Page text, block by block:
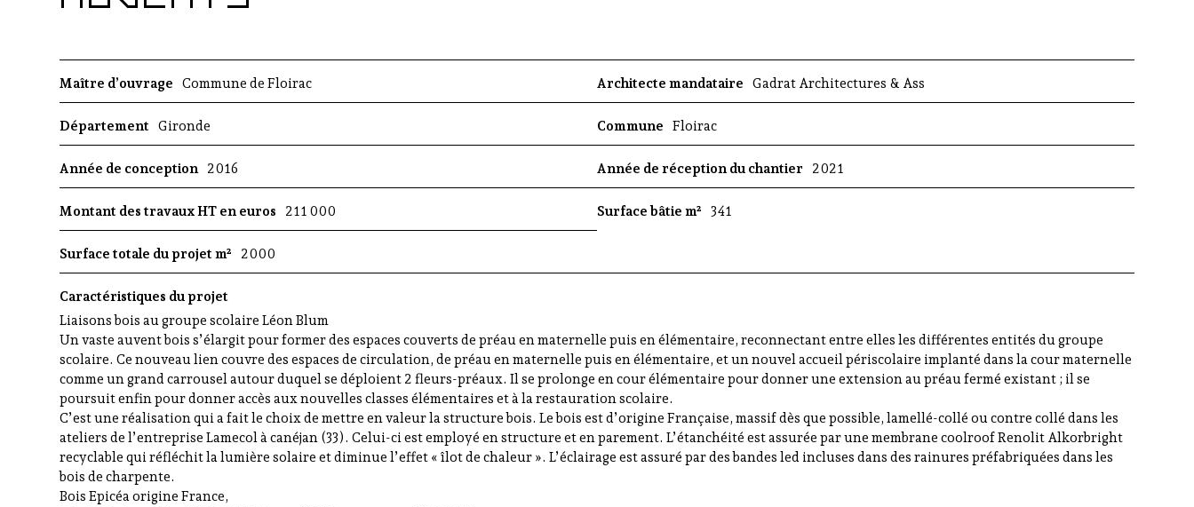
n
N
v
l
l
e
A
u
i
n
e
Maître d’ouvrage Commune de Floirac Architecte mandataire Gadrat Architectures & Ass
Département Gironde Commune Floirac
Année de conception 2016 Année de réception du chantier 2021
Montant des travaux HT en euros 211 000 Surface bâtie m² 341
Surface totale du projet m² 2000
Caractéristiques du projet
Liaisons bois au groupe scolaire Léon Blum
Un vaste auvent bois s’élargit pour former des espaces couverts de préau en maternelle puis en élémentaire, reconnectant entre elles les différentes entités du groupe
scolaire. Ce nouveau lien couvre des espaces de circulation, de préau en maternelle puis en élémentaire, et un nouvel accueil périscolaire implanté dans la cour maternelle
comme un grand carrousel autour duquel se déploient 2 fleurs-préaux. Il se prolonge en cour élémentaire pour donner une extension au préau fermé existant ; il se
poursuit enfin pour donner accès aux nouvelles classes élémentaires et à la restauration scolaire.
C’est une réalisation qui a fait le choix de mettre en valeur la structure bois. Le bois est d’origine Française, massif dès que possible, lamellé-collé ou contre collé dans les
ateliers de l’entreprise Lamecol à canéjan (33). Celui-ci est employé en structure et en parement. L’étanchéité est assurée par une membrane coolroof Renolit Alkorbright
recyclable qui réfléchit la lumière solaire et diminue l’effet « îlot de chaleur ». L’éclairage est assuré par des bandes led incluses dans des rainures préfabriquées dans les
bois de charpente.
Bois Epicéa origine France,